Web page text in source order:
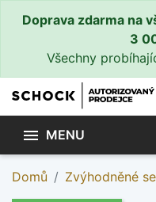
Doprava zdarma na
3
Všechny
 MENU
Domů Zvýhodněné